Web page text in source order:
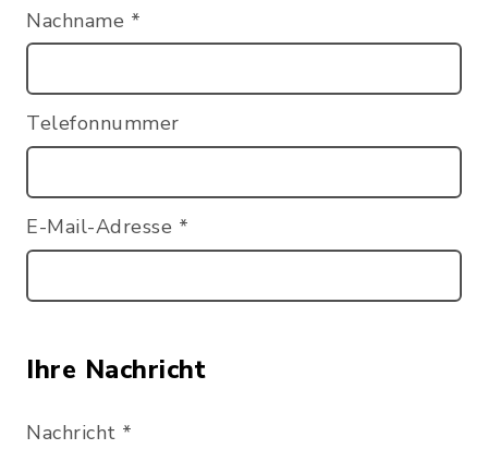
Nachname *
Telefonnummer
E-Mail-Adresse *
Ihre Nachricht
Nachricht *